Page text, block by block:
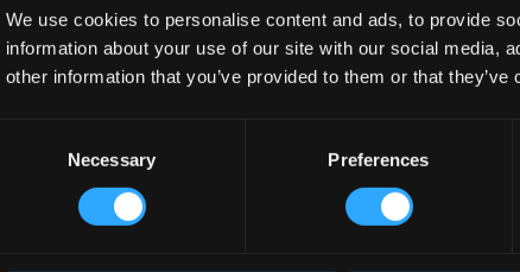
We use cookies to personalise content and ads, to provide
information about your use of our site with our social media,
other information that you’ve provided to them or that
Necessary Preferences
einer Bar in